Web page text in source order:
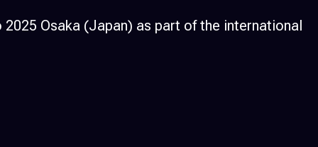
Osaka (Japan) as part of the international